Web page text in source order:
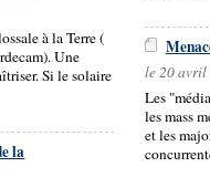
à la Terre (
Une
Si le solaire
le 20 avril
Les
les mass
et les
la